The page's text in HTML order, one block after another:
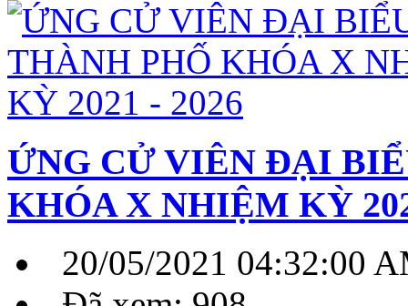
ỨNG CỬ VIÊN ĐẠI
KHÓA X NHIỆM KỲ
20/05/2021 04:32:00